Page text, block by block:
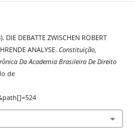
DEBATTE ZWISCHEN ROBERT
ANALYSE. Constituição,
Da Academia Brasileira De Direito
de